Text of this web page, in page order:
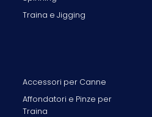
Traina e Jigging
Accessori per Canne
Affondatori e Pinze per
Traina